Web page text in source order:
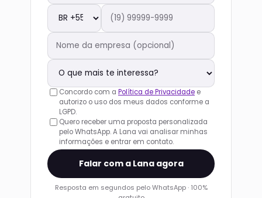
Concordo com a Política de Privacidade e
autorizo o uso dos meus dados conforme a
LGPD.
Quero receber uma proposta personalizada
pelo WhatsApp. A Lana vai analisar minhas
informações e entrar em contato.
Falar com a Lana agora
Resposta em segundos pelo WhatsApp · 100%